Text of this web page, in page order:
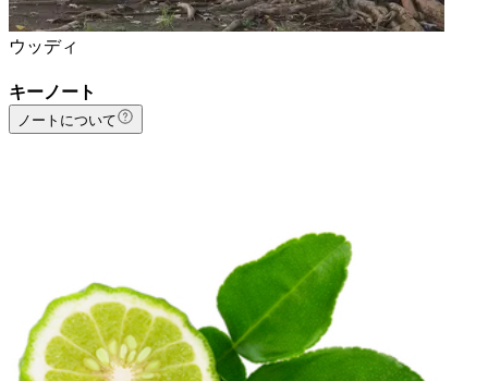
ウッディ
キーノート
ノートについて